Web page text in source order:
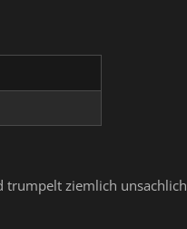
trumpelt ziemlich unsachlich